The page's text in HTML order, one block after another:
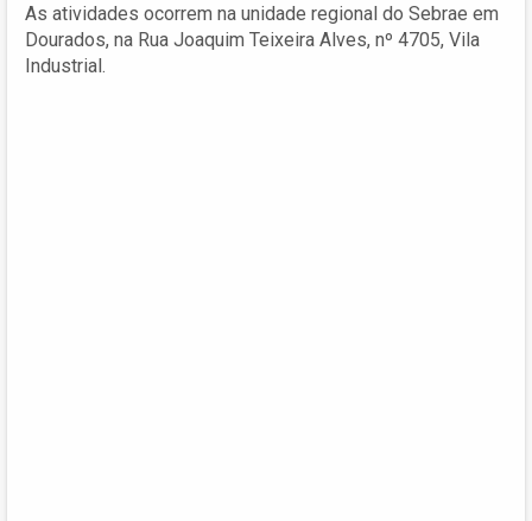
As atividades ocorrem na unidade regional do Sebrae em
Dourados, na Rua Joaquim Teixeira Alves, nº 4705, Vila
Industrial.